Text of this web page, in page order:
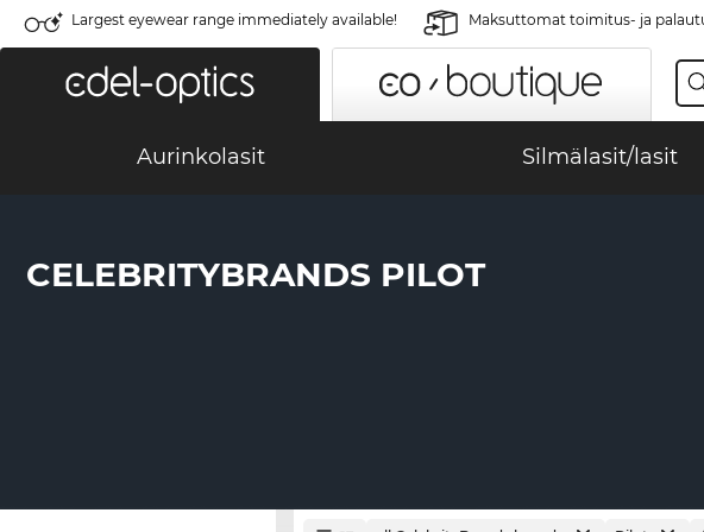
Largest eyewear range immediately available! Maksuttomat toimitus- ja
Aurinkolasit Silmälasit/lasit
CELEBRITYBRANDS PILOT